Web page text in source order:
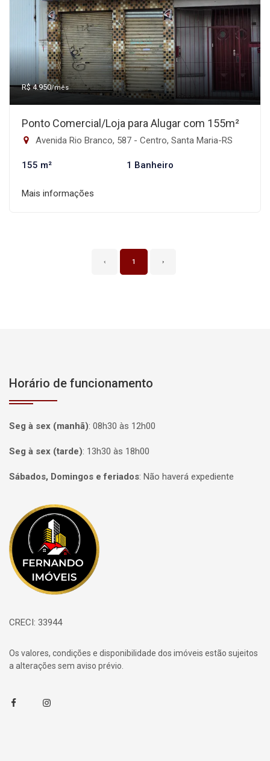
R$ 4.950/mês
Ponto Comercial/Loja para Alugar com 155m²
Avenida Rio Branco, 587 - Centro, Santa Maria-RS
155 m² 1 Banheiro
Mais informações
‹ 1 ›
Horário de funcionamento
Seg à sex (manhã): 08h30 às 12h00
Seg à sex (tarde): 13h30 às 18h00
Sábados, Domingos e feriados: Não haverá expediente
Página inicial
CRECI: 33944
Os valores, condições e disponibilidade dos imóveis estão sujeitos
a alterações sem aviso prévio.
FacebookInstagram